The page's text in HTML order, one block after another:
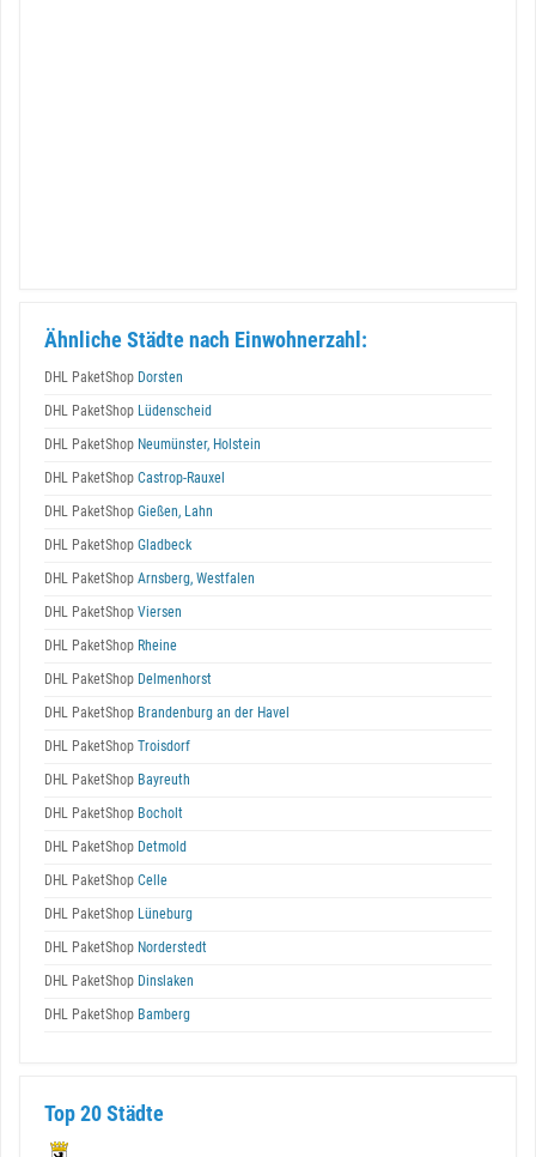
Ähnliche Städte nach Einwohnerzahl:
DHL PaketShop Dorsten
DHL PaketShop Lüdenscheid
DHL PaketShop Neumünster, Holstein
DHL PaketShop Castrop-Rauxel
DHL PaketShop Gießen, Lahn
DHL PaketShop Gladbeck
DHL PaketShop Arnsberg, Westfalen
DHL PaketShop Viersen
DHL PaketShop Rheine
DHL PaketShop Delmenhorst
DHL PaketShop Brandenburg an der Havel
DHL PaketShop Troisdorf
DHL PaketShop Bayreuth
DHL PaketShop Bocholt
DHL PaketShop Detmold
DHL PaketShop Celle
DHL PaketShop Lüneburg
DHL PaketShop Norderstedt
DHL PaketShop Dinslaken
DHL PaketShop Bamberg
Top 20 Städte